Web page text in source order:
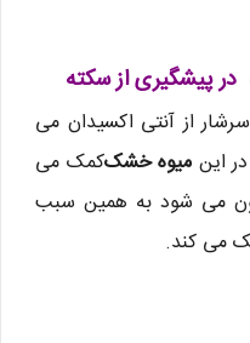
پیشگیری از سکته
از آنتی اکسیدان می
اینمیوه خشککمک می
می شود به همین سبب
می کند.